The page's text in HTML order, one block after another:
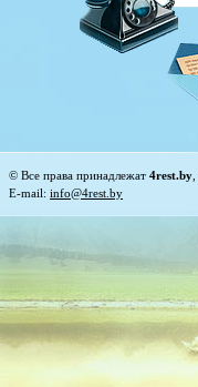
© Все права принадлежат 4rest.by
E-mail: info@4rest.by